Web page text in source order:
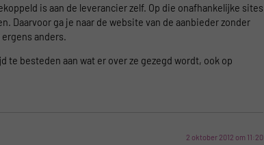
is aan de leverancier zelf. Op die onafhankelijke sites
Daarvoor ga je naar de website van de aanbieder zonder
anders.
besteden aan wat er over ze gezegd wordt, ook op
2 oktober 2012 om 11:20